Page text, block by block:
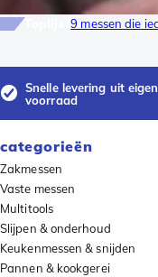
Toplijst9 messen die
Snelle levering uit eigen
voorraad
categorieën
Zakmessen
Vaste messen
Multitools
Slijpen & onderhoud
Keukenmessen & snijden
Pannen & kookgerei